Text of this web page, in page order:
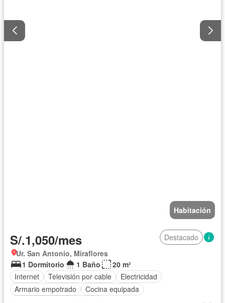
Habitación
S/.1,050/mes
Destacado
Ur. San Antonio, Miraflores
1 Dormitorio
1 Baño
20 m²
Internet
Televisión por cable
Electricidad
Armario empotrado
Cocina equipada